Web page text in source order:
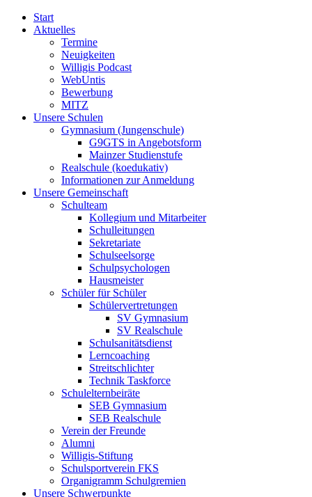
Start
Aktuelles
Termine
Neuigkeiten
Willigis Podcast
WebUntis
Bewerbung
MITZ
Unsere Schulen
Gymnasium (Jungenschule)
G9GTS in Angebotsform
Mainzer Studienstufe
Realschule (koedukativ)
Informationen zur Anmeldung
Unsere Gemeinschaft
Schulteam
Kollegium und Mitarbeiter
Schulleitungen
Sekretariate
Schulseelsorge
Schulpsychologen
Hausmeister
Schüler für Schüler
Schülervertretungen
SV Gymnasium
SV Realschule
Schulsanitätsdienst
Lerncoaching
Streitschlichter
Technik Taskforce
Schulelternbeiräte
SEB Gymnasium
SEB Realschule
Verein der Freunde
Alumni
Willigis-Stiftung
Schulsportverein FKS
Organigramm Schulgremien
Unsere Schwerpunkte